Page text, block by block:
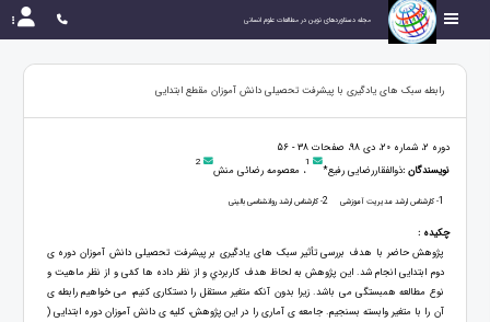
مجله دستاوردهای نوین در مطالعات علوم انسانی
رابطه‏ سبک‏ های یادگیری با پیشرفت تحصیلی دانش آموزان مقطع ابتدایی
دوره 2، شماره 20، دی 98، صفحات 38 - 56
نویسندگان :ذوالفقاررضایی رفیع* 1، معصومه رضائی منش 2
1- کارشناس ارشد مدیریت آموزشی 2- کارشناس ارشد روانشناسی بالینی
چکیده :
پژوهش حاضر با هدف بررسی تأثیر سبک‏ های یادگیری بر پیشرفت تحصیلی دانش‏ آموزان دوره ‏ی
دوم ابتدایی انجام شد. اين پژوهش به لحاظ هدف کاربردي و از نظر داده ‏ها کمّی و از نظر ماهیت و
نوع مطالعه همبستگی می ‏باشد. زیرا بدون آن‏که متغیر مستقل را دست‏کاری کنیم، می ‏خواهیم رابطه‏ ی
آن را با متغیر وابسته بسنجیم. جامعه‏ ی آماری را در این پژوهش، کلیه‏ ی دانش ‏آموزان دوره ابتدایی (